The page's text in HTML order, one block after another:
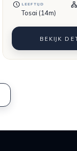
LEEFTIJD
Tosai (14m)
BEKIJK